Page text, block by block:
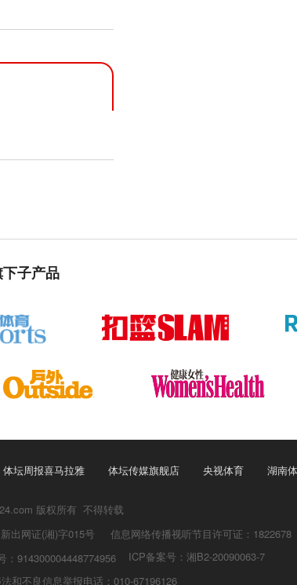
子产品
体坛周报喜马拉雅 体坛传媒旗舰店 央视体育 湖南
版权所有 不得转载
出网证(湘)字015号
信息网络传播视听节目许可证：1822678
：914300004448774956
ICP备案号：湘B2-20090063-7
和不良信息举报电话：010-67196126